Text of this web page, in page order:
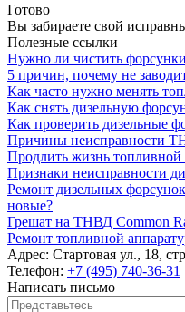
Готово
Вы забираете свой
Полезные ссылки
Нужно ли чистить
5 причин, почему не
Как часто нужно менять
Как снять дизельную
Как проверить дизельные
Причины неисправности
Продлить жизнь топливной
Признаки неисправности
Ремонт дизельных
новые?
Грешат на ТНВД Common
Ремонт топливной
Адрес: Стартовая ул., 18,
Телефон: +7 (495) 740-36-31
Написать письмо
Представьтесь